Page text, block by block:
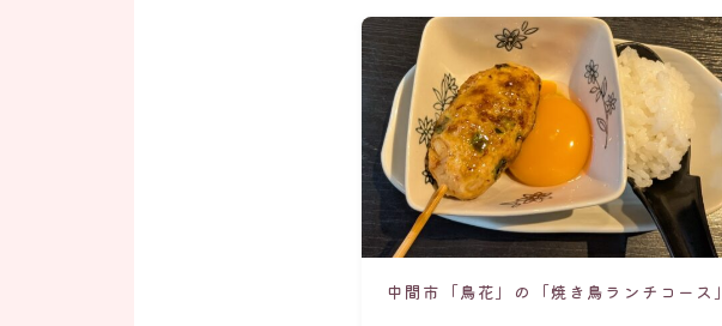
中間市「鳥花」の「焼き鳥ランチコース」